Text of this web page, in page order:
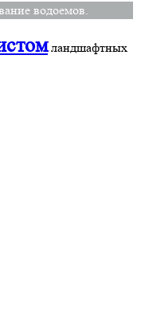
водоемов.
ландшафтных